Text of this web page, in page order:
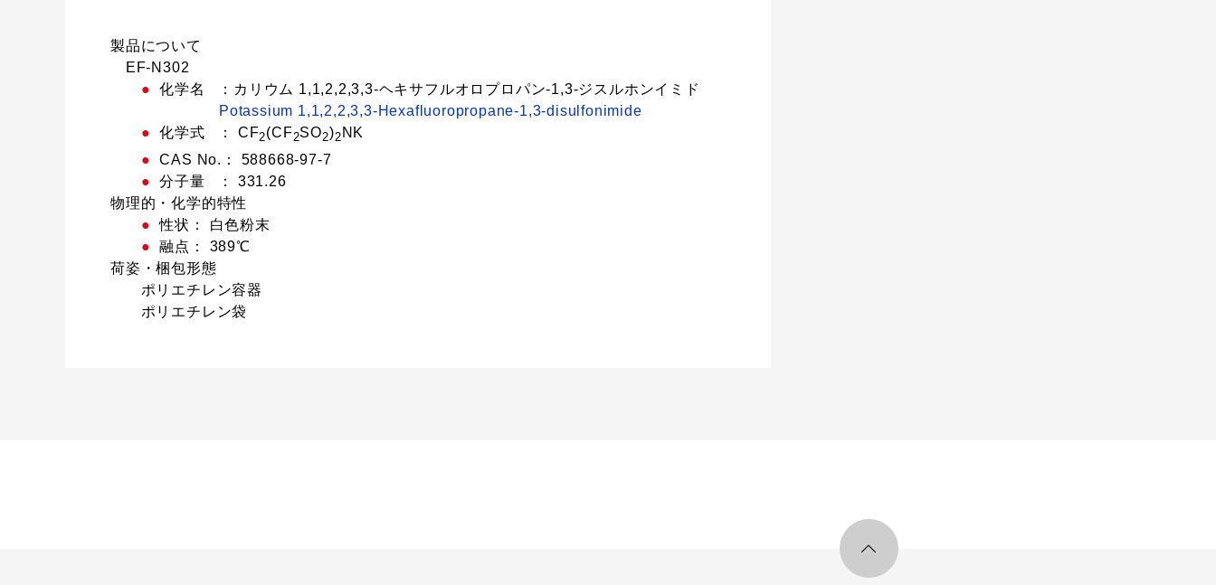
製品について
EF-N302
●
化学名 ：カリウム 1,1,2,2,3,3-ヘキサフルオロプロパン-1,3-ジスルホンイミド
Potassium 1,1,2,2,3,3-Hexafluoropropane-1,3-disulfonimide
●
化学式 ： CF2(CF2SO2)2 NK
●
CAS No.： 588668-97-7
●
分子量 ： 331.26
物理的・化学的特性
●
性状： 白色粉末
●
融点： 389℃
荷姿・梱包形態
ポリエチレン容器
ポリエチレン袋